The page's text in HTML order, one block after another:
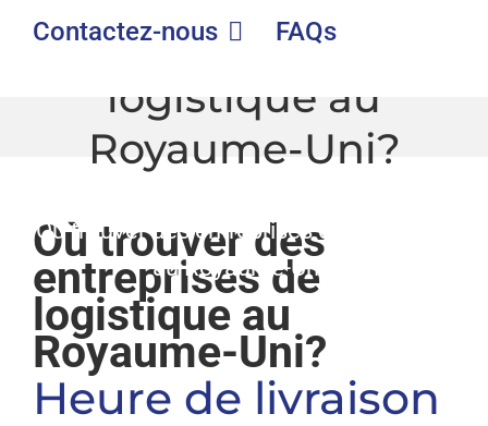
Contactez-nous FAQs
entreprises de
logistique au
Royaume-Uni?
Où trouver des entreprises de logistique
au Royaume-Uni?
Où trouver des
entreprises de
logistique au
Royaume-Uni?
Heure de livraison